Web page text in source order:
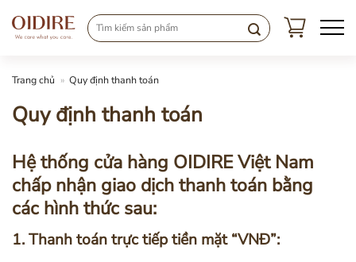
đến
Trang chủ » Quy định thanh toán
Quy định thanh toán
Hệ thống cửa hàng OIDIRE Việt Nam
chấp nhận giao dịch thanh toán bằng
các hình thức sau:
1. Thanh toán trực tiếp tiền mặt “VNĐ”: